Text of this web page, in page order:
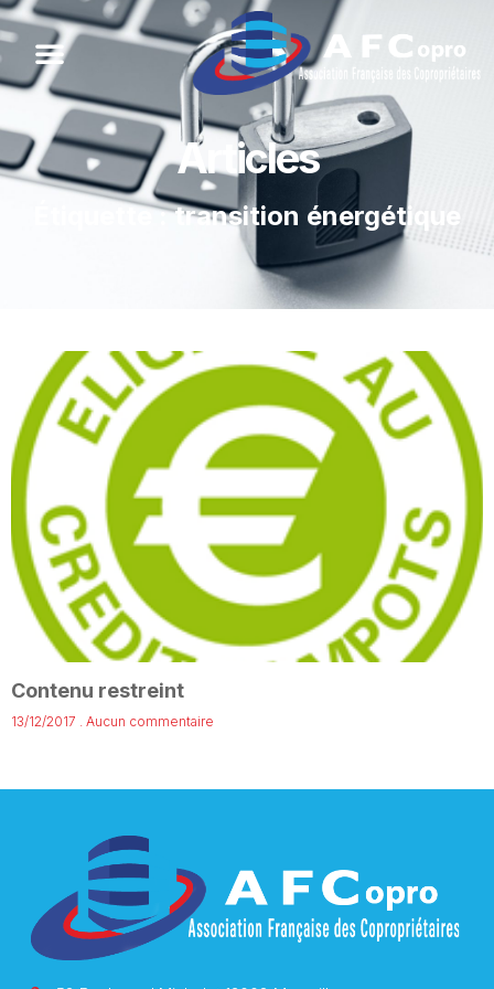
Articles
Étiquette : transition énergétique
Contenu restreint
13/12/2017 Aucun commentaire